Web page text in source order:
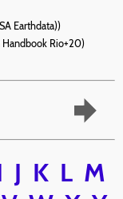
Earthdata))
Rio+20)
J K L M